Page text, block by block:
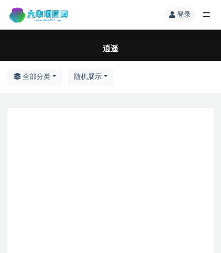
登录
逍遥
全部分类 随机展示